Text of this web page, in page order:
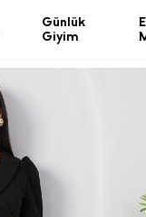
Günlük
Giyim